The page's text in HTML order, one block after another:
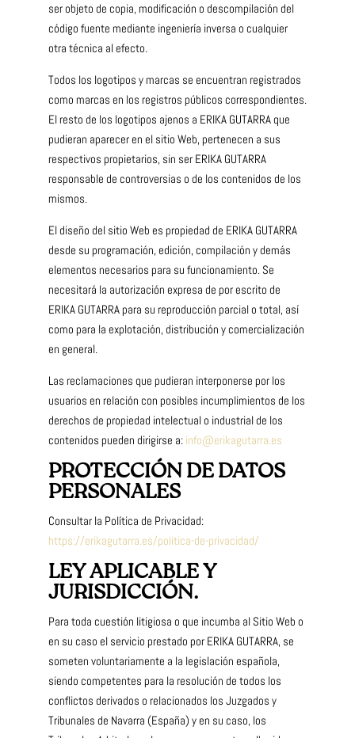
ser objeto de copia, modificación o descompilación del
código fuente mediante ingeniería inversa o cualquier
otra técnica al efecto.
Todos los logotipos y marcas se encuentran registrados
como marcas en los registros públicos correspondientes.
El resto de los logotipos ajenos a ERIKA GUTARRA que
pudieran aparecer en el sitio Web, pertenecen a sus
respectivos propietarios, sin ser ERIKA GUTARRA
responsable de controversias o de los contenidos de los
mismos.
El diseño del sitio Web es propiedad de ERIKA GUTARRA
desde su programación, edición, compilación y demás
elementos necesarios para su funcionamiento. Se
necesitará la autorización expresa de por escrito de
ERIKA GUTARRA para su reproducción parcial o total, así
como para la explotación, distribución y comercialización
en general.
Las reclamaciones que pudieran interponerse por los
usuarios en relación con posibles incumplimientos de los
derechos de propiedad intelectual o industrial de los
contenidos pueden dirigirse a: info@erikagutarra.es
PROTECCIÓN DE DATOS
PERSONALES
Consultar la Política de Privacidad:
https://erikagutarra.es/politica-de-privacidad/
LEY APLICABLE Y
JURISDICCIÓN.
Para toda cuestión litigiosa o que incumba al Sitio Web o
en su caso el servicio prestado por ERIKA GUTARRA, se
someten voluntariamente a la legislación española,
siendo competentes para la resolución de todos los
conflictos derivados o relacionados los Juzgados y
Tribunales de Navarra (España) y en su caso, los